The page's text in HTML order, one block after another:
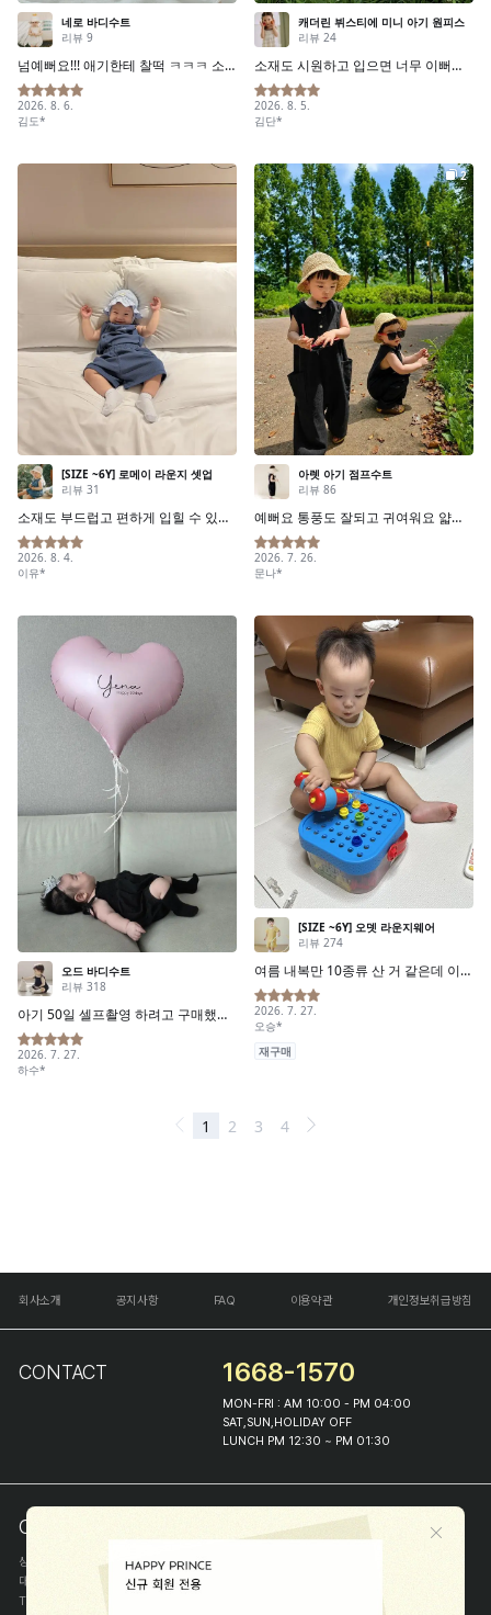
회사소개 공지사항 FAQ 이용약관 개인정보취급방침
CONTACT 1668-1570
MON-FRI : AM 10:00 - PM 04:00
SAT,SUN,HOLIDAY OFF
LUNCH PM 12:30 ~ PM 01:30
COMPANY INFO
상호
(주)해피프린스
대표
이화진
TEL